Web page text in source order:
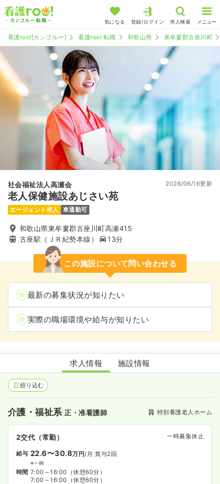
気になる 登録/ログイン 求人検索 メニュー
看護roo![カンゴルー] 看護roo! 転職 和歌山県 東牟婁郡古座川町
社会福祉法人高瀬会
老人保健施設あじさい苑
2026/06/16更新
エージェント求人 車通勤可
和歌山県東牟婁郡古座川町高瀬415
古座駅（ＪＲ紀勢本線）
13分
この施設について問い合わせる
最新の募集状況が知りたい
実際の職場環境や給与が知りたい
老人保健施設あじさい苑
求人情報 施設情報
絞り込む
介護・福祉系正・准看護師 特別養護老人ホーム
2交代（常勤） 一時募集休止
給与 22.6〜30.8万円/月 賞与2回
※一例
時間 7:00～16:00 （休憩60分）
7:00～16:00 （休憩60分）